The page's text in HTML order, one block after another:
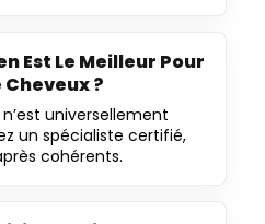
Est Le Meilleur Pour
?
universellement
un spécialiste certifié,
cohérents.